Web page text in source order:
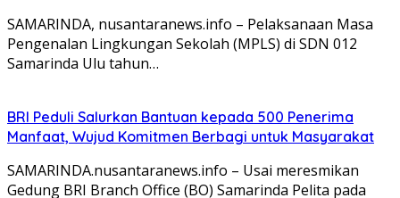
SAMARINDA, nusantaranews.info – Pelaksanaan Masa
Pengenalan Lingkungan Sekolah (MPLS) di SDN 012
Samarinda Ulu tahun…
BRI Peduli Salurkan Bantuan kepada 500 Penerima
Manfaat, Wujud Komitmen Berbagi untuk Masyarakat
SAMARINDA.nusantaranews.info – Usai meresmikan
Gedung BRI Branch Office (BO) Samarinda Pelita pada